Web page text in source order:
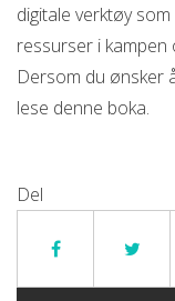
digitale verktøy
ressurser i kampen
Dersom du ønsker
lese denne boka.
Del